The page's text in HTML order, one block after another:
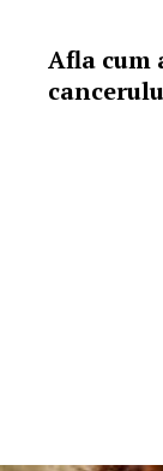
Afla cum